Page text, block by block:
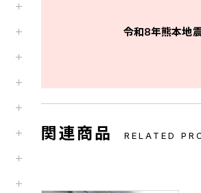
令和8年熊本地
関連商品 RELATED